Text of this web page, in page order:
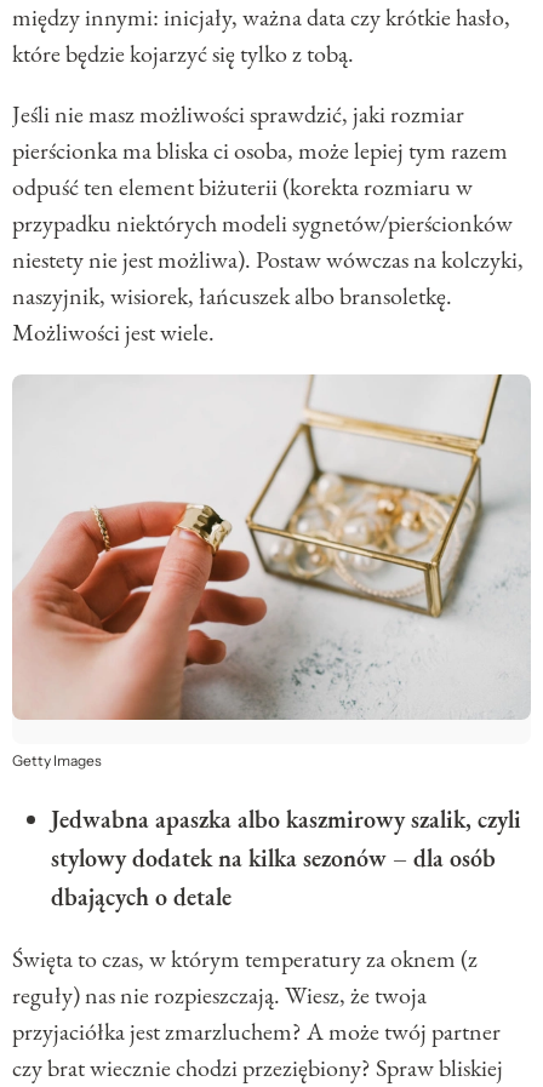
między innymi: inicjały, ważna data czy krótkie hasło,
które będzie kojarzyć się tylko z tobą.
Jeśli nie masz możliwości sprawdzić, jaki rozmiar
pierścionka ma bliska ci osoba, może lepiej tym razem
odpuść ten element biżuterii (korekta rozmiaru w
przypadku niektórych modeli sygnetów/pierścionków
niestety nie jest możliwa). Postaw wówczas na kolczyki,
naszyjnik, wisiorek, łańcuszek albo bransoletkę.
Możliwości jest wiele.
Getty Images
Jedwabna apaszka albo kaszmirowy szalik, czyli
stylowy dodatek na kilka sezonów – dla osób
dbających o detale
Święta to czas, w którym temperatury za oknem (z
reguły) nas nie rozpieszczają. Wiesz, że twoja
przyjaciółka jest zmarzluchem? A może twój partner
czy brat wiecznie chodzi przeziębiony? Spraw bliskiej